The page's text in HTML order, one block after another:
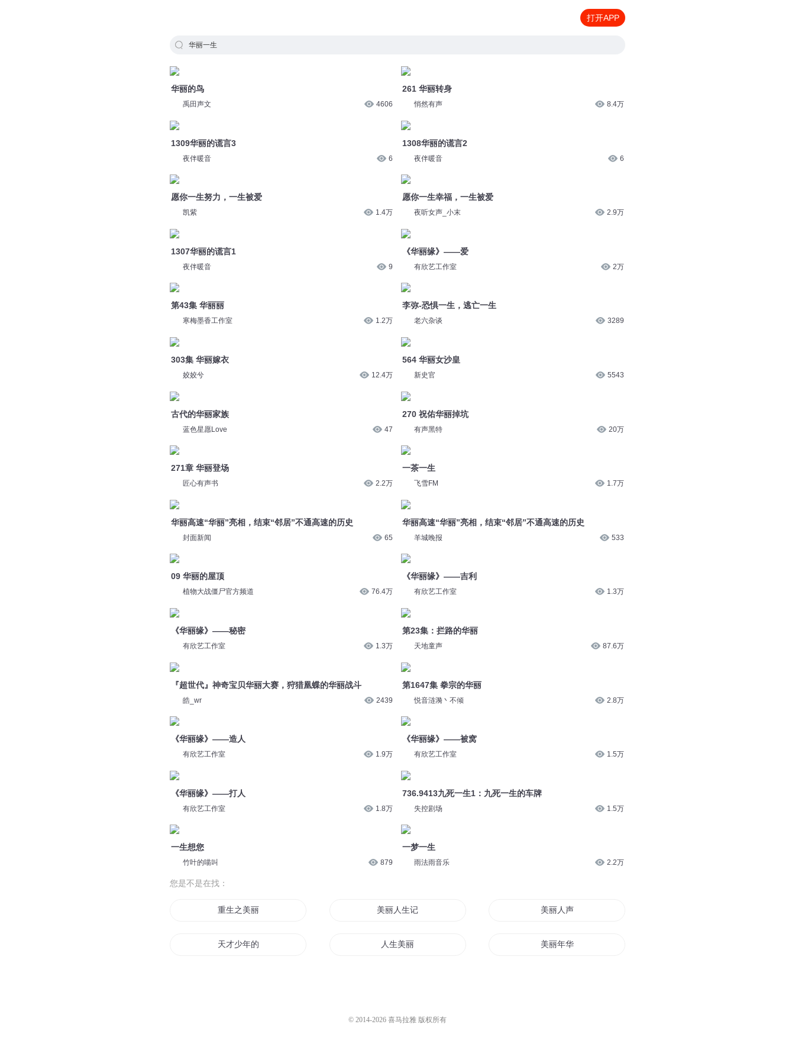
打开APP
华丽一生
华丽的鸟
禹田声文 4606
1309华丽的谎言3
夜伴暖音 6
愿你一生努力，一生被爱
凯紫 1.4万
1307华丽的谎言1
夜伴暖音 9
第43集 华丽丽
寒梅墨香工作室 1.2万
303集 华丽嫁衣
姣姣兮 12.4万
古代的华丽家族
蓝色星愿Love 47
271章 华丽登场
匠心有声书 2.2万
华丽高速“华丽”亮相，结束“邻居”不通高速的历史
封面新闻 65
09 华丽的屋顶
植物大战僵尸官方频道 76.4万
《华丽缘》——秘密
有欣艺工作室 1.3万
『超世代』神奇宝贝华丽大赛，狩猎凰蝶的华丽战斗
皓_wr 2439
《华丽缘》——造人
有欣艺工作室 1.9万
《华丽缘》——打人
有欣艺工作室 1.8万
一生想您
竹叶的喵叫 879
261 华丽转身
悄然有声 8.4万
1308华丽的谎言2
夜伴暖音 6
愿你一生幸福，一生被爱
夜听女声_小末 2.9万
《华丽缘》——爱
有欣艺工作室 2万
李弥-恐惧一生，逃亡一生
老六杂谈 3289
564 华丽女沙皇
新史官 5543
270 祝佑华丽掉坑
有声黑特 20万
一茶一生
飞雪FM 1.7万
华丽高速“华丽”亮相，结束“邻居”不通高速的历史
羊城晚报 533
《华丽缘》——吉利
有欣艺工作室 1.3万
第23集：拦路的华丽
天地童声 87.6万
第1647集 拳宗的华丽
悦音涟漪丶不倾 2.8万
《华丽缘》——被窝
有欣艺工作室 1.5万
736.9413九死一生1：九死一生的车牌
失控剧场 1.5万
一梦一生
雨法雨音乐 2.2万
您是不是在找：
重生之美丽新人生 美丽人生记 美丽人声
天才少年的华丽人生 人生美丽 美丽年华
© 2014-2026 喜马拉雅 版权所有